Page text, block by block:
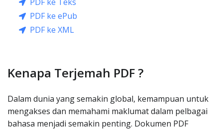
PDF ke ePub
PDF ke XML
Kenapa Terjemah PDF ?
Dalam dunia yang semakin global, kemampuan untuk
mengakses dan memahami maklumat dalam pelbagai
bahasa menjadi semakin penting. Dokumen PDF